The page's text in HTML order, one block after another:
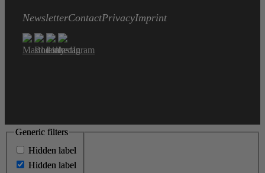
NewsletterContactPrivacyImprint
Generic filters
Hidden label
Hidden label
Generic filters
Hidden label
Hidden label